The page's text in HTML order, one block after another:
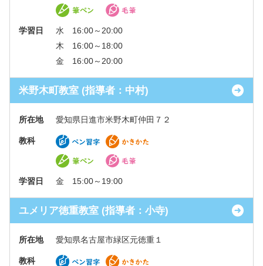
学習日
水 16:00～20:00
木 16:00～18:00
金 16:00～20:00
米野木町教室 (指導者：中村)
所在地 愛知県日進市米野木町仲田７２
教科
学習日 金 15:00～19:00
ユメリア徳重教室 (指導者：小寺)
所在地 愛知県名古屋市緑区元徳重１
教科